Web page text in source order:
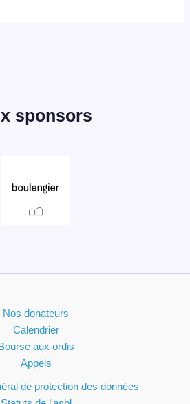
sponsors
Nos donateurs
Calendrier
Bourse aux ordis
Appels
de protection des données